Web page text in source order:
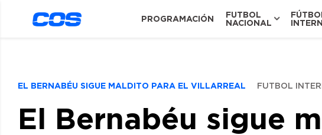
PROGRAMACIÓN
FUTBOL
NACIONAL
EL BERNABÉU SIGUE MALDITO PARA EL VILLARREAL FUTBOL
El Bernabéu sigue